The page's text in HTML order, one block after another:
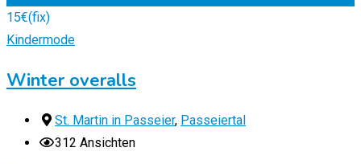
15€(fix)
Kindermode
Winter overalls
St. Martin in Passeier, Passeiertal
312 Ansichten